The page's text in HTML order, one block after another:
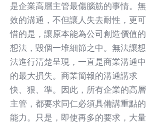
是企業高層主管最傷腦筋的事情。無
效的溝通，不但讓人失去耐性，更可
惜的是，讓原本能為公司創造價值的
想法，毀個一堆細節之中。無法讓想
法進行清楚呈現，一直是商業溝通中
的最大損失。商業簡報的溝通講求
快、狠、準。因此，所有企業的高層
主管，都要求同仁必須具備講重點的
能力。只是，即使再多的要求，大量